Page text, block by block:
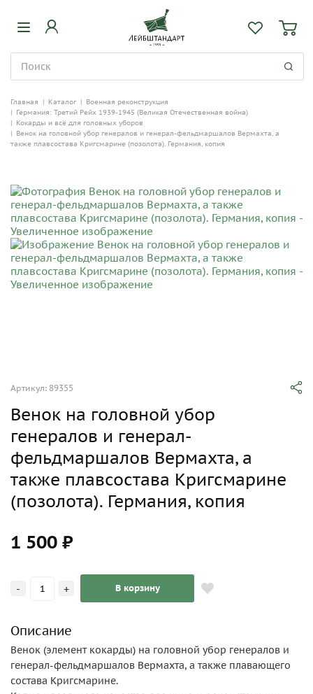
Главная | Каталог | Военная реконструкция
| Германия: Третий Рейх 1939-1945 (Великая Отечественная война)
| Кокарды и всё для головных уборов
| Венок на головной убор генералов и генерал-фельдмаршалов Вермахта, а
также плавсостава Кригсмарине (позолота). Германия, копия
Артикул: 89355
Венок на головной убор
генералов и генерал-
фельдмаршалов Вермахта, а
также плавсостава Кригсмарине
(позолота). Германия, копия
1 500 ₽
- + В корзину
Описание
Венок (элемент кокарды) на головной убор генералов и
генерал-фельдмаршалов Вермахта, а также плавающего
состава Кригсмарине.